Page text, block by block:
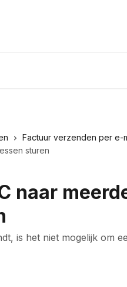
Factuur verzenden per e-
sturen
naar
is het niet mogelijk om